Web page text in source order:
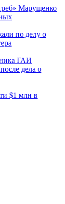
Марущенко
по делу о
ГАИ
дела о
$1 млн в